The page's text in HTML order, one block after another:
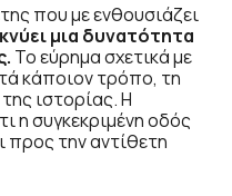
που με ενθουσιάζει
μια δυνατότητα
Το εύρημα σχετικά με
κάποιον τρόπο, τη
ιστορίας. Η
η συγκεκριμένη οδός
προς την αντίθετη